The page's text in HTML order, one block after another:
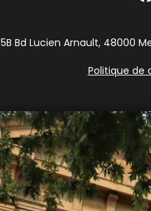
5B Bd Lucien Arnault, 48000
Politique de